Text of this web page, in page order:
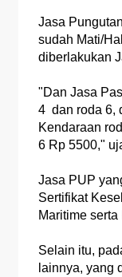
Jasa
sudah Mati/
diberlakukan
"Dan Jasa
4 dan roda 6,
Kendaraan
6 Rp 5500,"
Jasa PUP
Sertifikat
Maritime
Selain itu,
lainnya, yang